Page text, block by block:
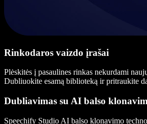
Rinkodaros vaizdo įrašai
Plėskitės į pasaulines rinkas nekurdami
Dubliuokite esamą biblioteką ir pritraukite
Dubliavimas su AI balso
Speechify Studio AI balso klonavimo